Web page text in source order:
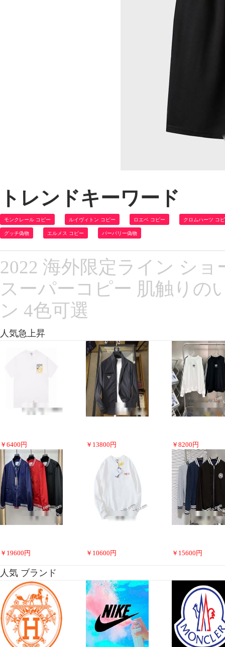
トレンドキーワード
モンクレール コピー ルイヴィトン コピー ロエベ コピー クロムハーツ コ
グッチ偽物 エルメス コピー バーバリー偽物
2022 海外限定ライン シ
スーパーコピー 肌触りの
ン 4色可選
人気急上昇
￥ 6400 円 ￥ 13800 円 ￥ 8200 円
￥ 19600 円 ￥ 10600 円 ￥ 15600 円
人気 ブランド